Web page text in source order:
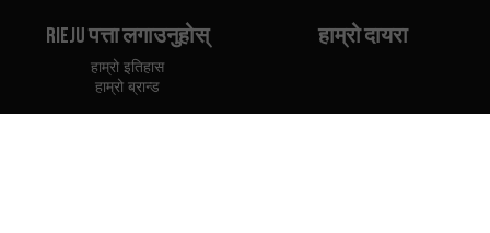
Rieju पत्ता लगाउनुहोस्
हाम्रो इतिहास
हाम्रो ब्रान्ड
हाम्रो दायरा